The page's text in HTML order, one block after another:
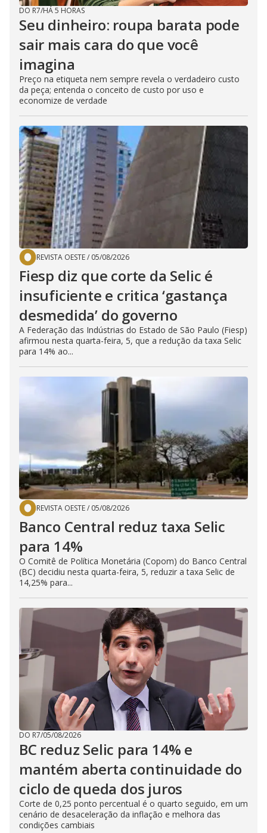
DO R7/HÁ 5 HORAS
Seu dinheiro: roupa barata pode
sair mais cara do que você
imagina
Preço na etiqueta nem sempre revela o verdadeiro custo
da peça; entenda o conceito de custo por uso e
economize de verdade
REVISTA OESTE/ 05/08/2026
Fiesp diz que corte da Selic é
insuficiente e critica ‘gastança
desmedida’ do governo
A Federação das Indústrias do Estado de São Paulo (Fiesp)
afirmou nesta quarta-feira, 5, que a redução da taxa Selic
para 14% ao...
REVISTA OESTE/ 05/08/2026
Banco Central reduz taxa Selic
para 14%
O Comitê de Política Monetária (Copom) do Banco Central
(BC) decidiu nesta quarta-feira, 5, reduzir a taxa Selic de
14,25% para...
DO R7/05/08/2026
BC reduz Selic para 14% e
mantém aberta continuidade do
ciclo de queda dos juros
Corte de 0,25 ponto percentual é o quarto seguido, em um
cenário de desaceleração da inflação e melhora das
condições cambiais